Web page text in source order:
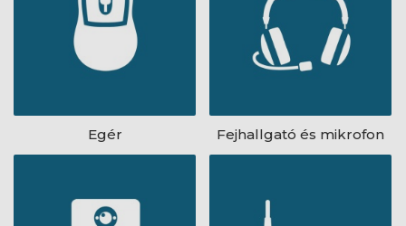
Egér Fejhallgató és mikrofon